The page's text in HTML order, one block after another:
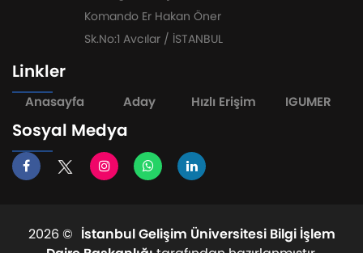
Komando Er Hakan Öner
Sk.No:1 Avcılar / İSTANBUL
Linkler
Anasayfa Aday Hızlı Erişim IGUMER
Sosyal Medya
2026 © İstanbul Gelişim Üniversitesi Bilgi İşlem